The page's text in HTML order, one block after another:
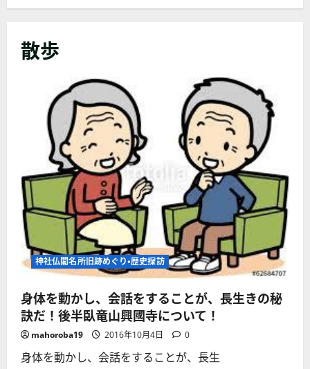
ー
散歩
神社仏閣名所旧跡めぐり・歴史探訪
身体を動かし、会話をすることが、長生きの秘
訣だ！後半臥竜山興國寺について！
mahoroba19 2016年10月4日 0
身体を動かし、会話をすることが、長生